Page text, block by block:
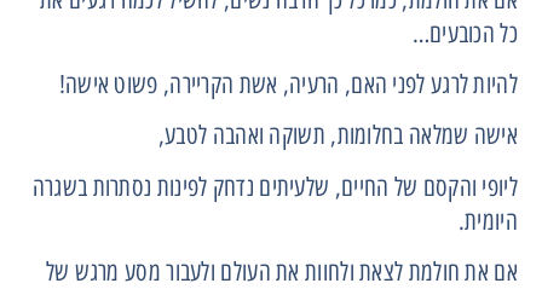
כל הכובעים…
להיות לרגע לפני האם, הרעיה, אשת הקריירה, פשוט אישה!
אישה שמלאה בחלומות, תשוקה ואהבה לטבע,
ליופי והקסם של החיים, שלעיתים נדחק לפינות נסתרות בשגרה
היומית.
אם את חולמת לצאת ולחוות את העולם ולעבור מסע מרגש של